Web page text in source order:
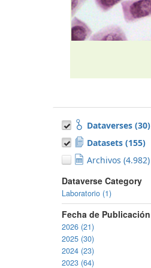
Dataverses (30)
Datasets (155)
Archivos (4.982)
Dataverse Category
Laboratorio (1)
Fecha de Publicación
2026 (21)
2025 (30)
2024 (23)
2023 (64)